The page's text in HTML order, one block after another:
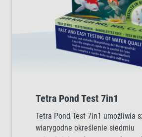
Tetra Pond Test 7in1
Tetra Pond Test 7in1 umożliwia
wiarygodne określenie siedmiu